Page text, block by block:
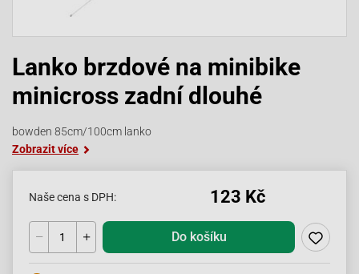
Lanko brzdové na minibike
minicross zadní dlouhé
bowden 85cm/100cm lanko
Zobrazit více
Naše cena s DPH: 123 Kč
Do košíku